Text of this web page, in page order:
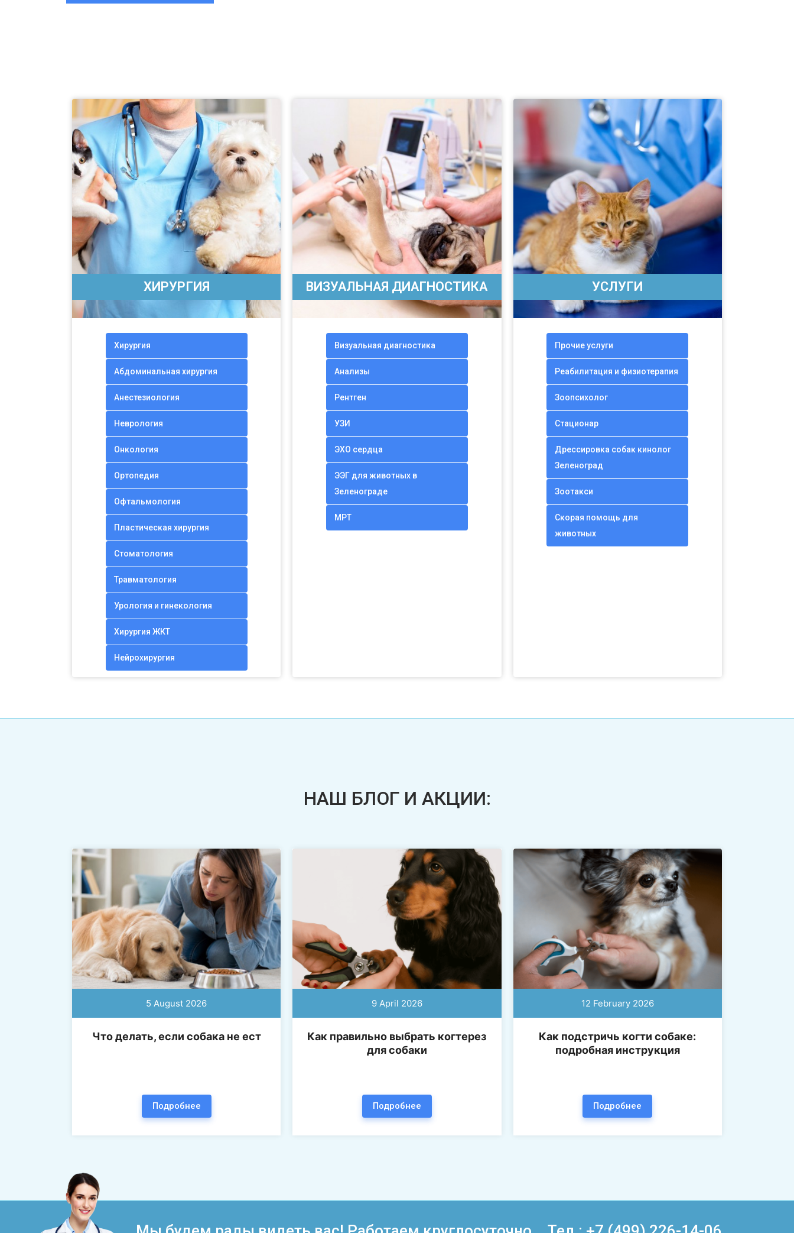
ХИРУРГИЯ
Хирургия
Абдоминальная хирургия
Анестезиология
Неврология
Онкология
Ортопедия
Офтальмология
Пластическая хирургия
Стоматология
Травматология
Урология и гинекология
Хирургия ЖКТ
Нейрохирургия
ВИЗУАЛЬНАЯ ДИАГНОСТИКА
Визуальная диагностика
Анализы
Рентген
УЗИ
ЭХО сердца
ЭЭГ для животных в
Зеленограде
МРТ
УСЛУГИ
Прочие услуги
Реабилитация и физиотерапия
Зоопсихолог
Стационар
Дрессировка собак кинолог
Зеленоград
Зоотакси
Скорая помощь для
животных
НАШ БЛОГ И АКЦИИ:
5 August 2026
Что делать, если собака не ест
Подробнее
9 April 2026
Как правильно выбрать когтерез
для собаки
Подробнее
12 February 2026
Как подстричь когти собаке:
подробная инструкция
Подробнее